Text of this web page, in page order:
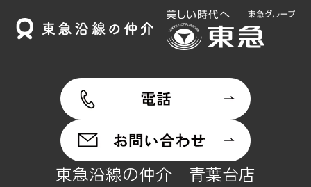
東急沿線の仲介 青葉台店